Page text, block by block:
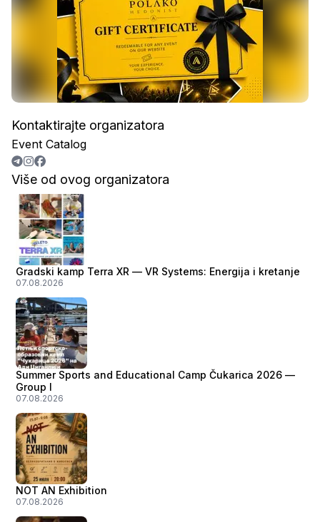
Kontaktirajte organizatora
Event Catalog
Više od ovog organizatora
Gradski kamp Terra XR — VR Systems: Energija i kretanje
07.08.2026
Summer Sports and Educational Camp Čukarica 2026 —
Group I
07.08.2026
NOT AN Exhibition
07.08.2026